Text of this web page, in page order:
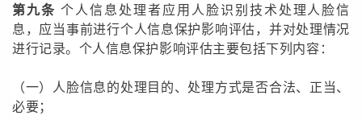
第九条 个人信息处理者应用人脸识别技术处理人脸信
息，应当事前进行个人信息保护影响评估，并对处理情况
进行记录。个人信息保护影响评估主要包括下列内容：
（一）人脸信息的处理目的、处理方式是否合法、正当、
必要；